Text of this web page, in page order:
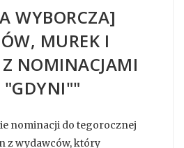
WYBORCZA]
MUREK I
NOMINACJAMI
"GDYNI""
nominacji do tegorocznej
z wydawców, który